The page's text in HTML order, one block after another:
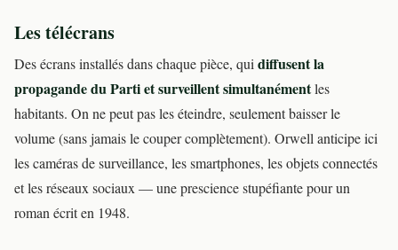
Les télécrans
Des écrans installés dans chaque pièce, quidiffusent la
propagande du Parti et surveillent simultanémentles
habitants. On ne peut pas les éteindre, seulement baisser le
volume (sans jamais le couper complètement). Orwell anticipe ici
les caméras de surveillance, les smartphones, les objets connectés
et les réseaux sociaux — une prescience stupéfiante pour un
roman écrit en 1948.